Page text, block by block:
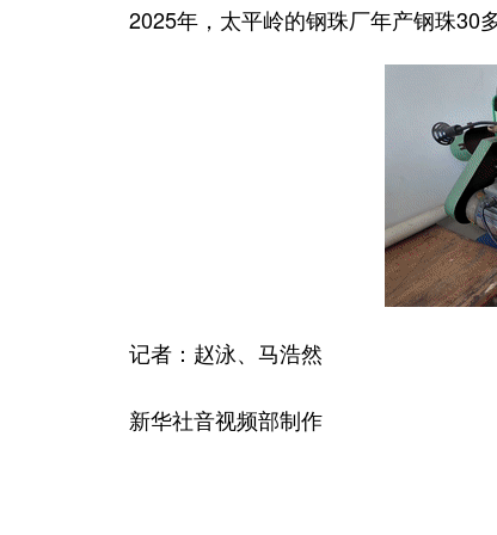
2025年，太平岭的钢珠厂年产钢珠30多
记者：赵泳、马浩然
新华社音视频部制作